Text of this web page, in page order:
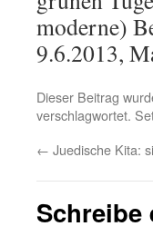
moderne)
9.6.2013,
Dieser Beitrag
verschlagwortet.
← Juedische Kita:
Schreibe